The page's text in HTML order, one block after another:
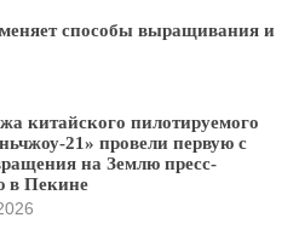
меняет способы выращивания и
китайского пилотируемого
21» провели первую с
на Землю пресс-
в Пекине